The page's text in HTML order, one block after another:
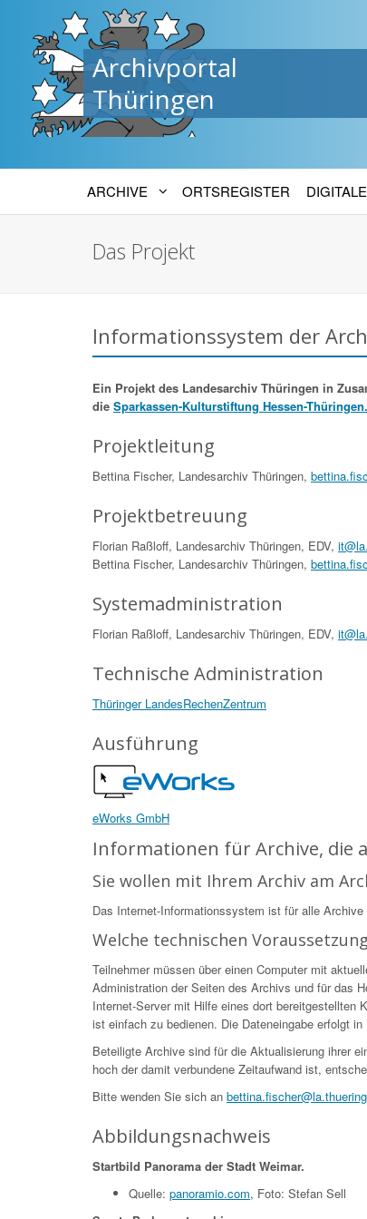
Archivportal
Thüringen
ARCHIVE ORTSREGISTER
Das Projekt
Informationssystem der
Ein Projekt des Landesarchiv Thüringen in
die Sparkassen-Kulturstiftung Hessen-Thüringen.
Projektleitung
Bettina Fischer, Landesarchiv Thüringen,
Projektbetreuung
Florian Raßloff, Landesarchiv Thüringen, EDV,
Bettina Fischer, Landesarchiv Thüringen,
Systemadministration
Florian Raßloff, Landesarchiv Thüringen, EDV,
Technische Administration
Thüringer LandesRechenZentrum
Ausführung
eWorks GmbH
Informationen für Archive, die
Sie wollen mit Ihrem Archiv am
Das Internet-Informationssystem ist für alle
Welche technischen
Teilnehmer müssen über einen Computer mit
Administration der Seiten des Archivs und für das
Internet-Server mit Hilfe eines dort bereitgestellten
ist einfach zu bedienen. Die Dateneingabe erfolgt
Beteiligte Archive sind für die Aktualisierung ihrer
hoch der damit verbundene Zeitaufwand ist,
Bitte wenden Sie sich an
Abbildungsnachweis
Startbild Panorama der Stadt Weimar.
Quelle: panoramio.com, Foto: Stefan Sell